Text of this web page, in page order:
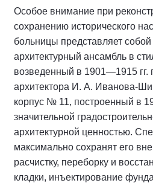
Особое внимание при
сохранению исторического
больницы представляет
архитектурный ансамбль в
возведенный в 1901—1915 гг.
архитектора И. А. Иванова-
корпус № 11, построенный в
значительной
архитектурной ценностью.
максимально сохранят его
расчистку, переборку и
кладки, инъектирование